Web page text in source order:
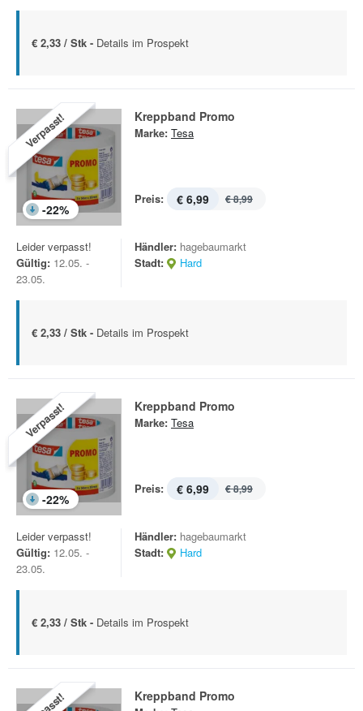
€ 2,33 / Stk - Details im Prospekt
Verpasst!
-22%
Kreppband Promo
Marke: Tesa
Preis: € 6,99 € 8,99
Leider verpasst!
Gültig: 12.05. -
23.05.
Händler: hagebaumarkt
Stadt:
Hard
€ 2,33 / Stk - Details im Prospekt
Verpasst!
-22%
Kreppband Promo
Marke: Tesa
Preis: € 6,99 € 8,99
Leider verpasst!
Gültig: 12.05. -
23.05.
Händler: hagebaumarkt
Stadt:
Hard
€ 2,33 / Stk - Details im Prospekt
Kreppband Promo